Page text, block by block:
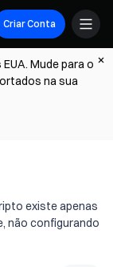
Criar Conta
Mude para o
na sua
existe apenas
não configurando